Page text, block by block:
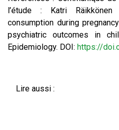
l’étude : Katri
consumption during
psychiatric outcomes in
Epidemiology. DOI: https://
Lire aussi :